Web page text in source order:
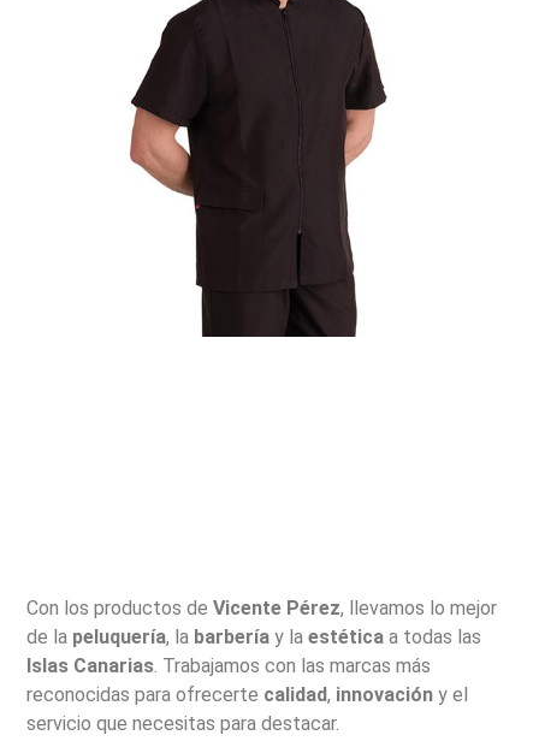
Con los productos deVicente Pérez, llevamos lo mejor
de la peluquería, la barbería y laestética a todas las
Islas Canarias. Trabajamos con las marcas más
reconocidas para ofrecerte calidad, innovación y el
servicio que necesitas para destacar.